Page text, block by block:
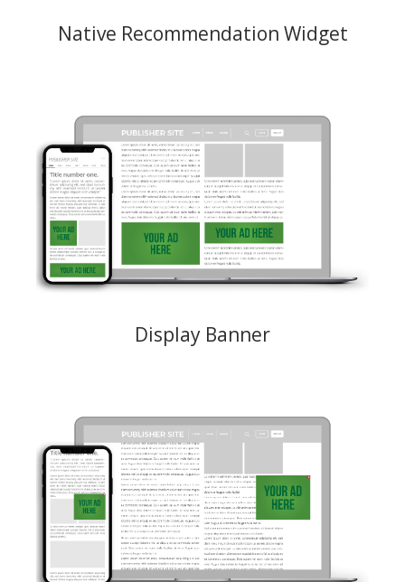
Native Recommendation Widget
Klassische Display-Banner in vielen Größen: 300x100, 300x250, 300x500,
728x90, 160x600, 900x250 (Fußzeile)
Creative: JPEG, PNG, GIF Maximalgewicht 150KB
Preismodelle: CPM, CPC
Display Banner
Ein Anzeigebanner, der an einer bestimmten Position auf dem
Desktop-Bildschirm „festgemacht“ werden kann und dem User beim
surfen folgt. Es stehen 9 Positionen zur Verfügung. Den Sticky Banner
gibt es in verschiedenen Größen.
Creative: JPEG, PNG, GIF Maximalgewicht 150KB
Preismodelle: CPM, CPC